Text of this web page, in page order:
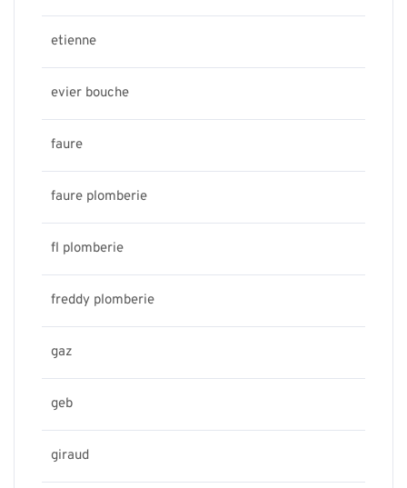
etienne
evier bouche
faure
faure plomberie
fl plomberie
freddy plomberie
gaz
geb
giraud